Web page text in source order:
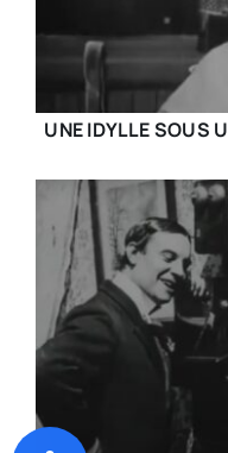
UNE IDYLLE SOUS